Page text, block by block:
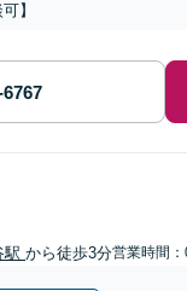
】
駅 から徒歩3分営業時間：